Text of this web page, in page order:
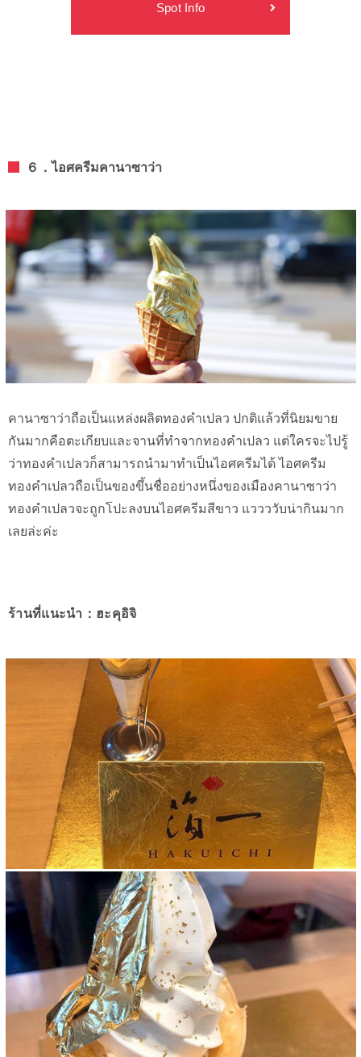
Spot Info
６．ไอศครีมคานาซาว่า
คานาซาว่าถือเป็นแหล่งผลิตทองคำเปลว ปกติแล้วที่นิยมขาย
กันมากคือตะเกียบและจานที่ทำจากทองคำเปลว แต่ใครจะไปรู้
ว่าทองคำเปลวก็สามารถนำมาทำเป็นไอศครีมได้ ไอศครีม
ทองคำเปลวถือเป็นของขึ้นชื่ออย่างหนึ่งของเมืองคานาซาว่า
ทองคำเปลวจะถูกโปะลงบนไอศครีมสีขาว แววววับน่ากินมาก
เลยล่ะค่ะ
ร้านที่แนะนำ：ฮะคุอิจิ